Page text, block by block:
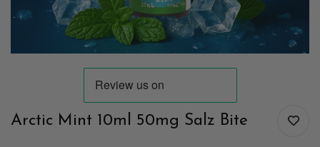
Arctic Mint 10ml 50mg Salz Bite